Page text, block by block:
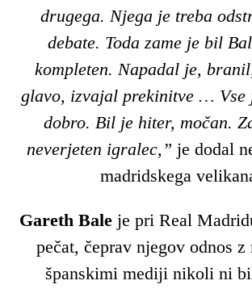
drugega. Njega je treba
debate. Toda zame je bil
kompleten. Napadal je,
glavo, izvajal prekinitve … Vse
dobro. Bil je hiter, močan.
neverjeten igralec,” je dodal
madridskega
Gareth Baleje pri Real
pečat, čeprav njegov odnos
španskimi mediji nikoli ni